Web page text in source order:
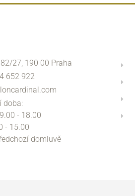
27, 190 00 Praha
652 922
doba:
- 18.00
- 15.00
domluvě